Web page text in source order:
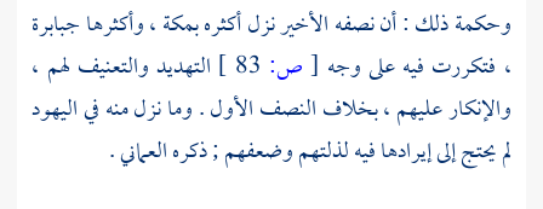
وحكمة ذلك : أن نصفه الأخير نزل أكثرهبمكة، وأكثرها جبابرة
، فتكررت فيه على وجه [ص:
التهديد والتعنيف لهم ،
والإنكار عليهم ، بخلاف النصف الأول . وما نزل منه فياليهود
لم يحتج إلى إيرادها فيه لذلتهم وضعفهم ; ذكره العماني .